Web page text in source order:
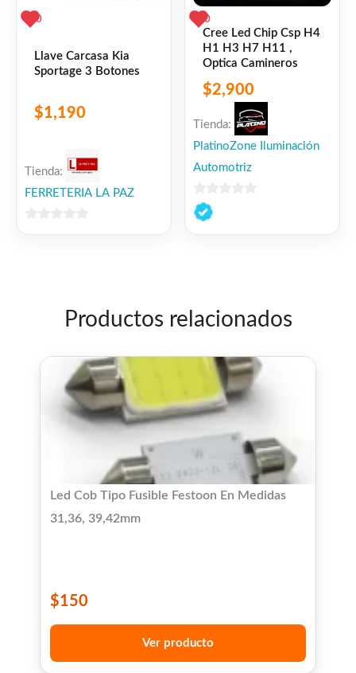
0
Llave Carcasa Kia
Sportage 3 Botones
$1,190
Tienda:
FERRETERIA LA PAZ
0
Cree Led Chip Csp H4
H1 H3 H7 H11 ,
Optica Camineros
$2,900
Tienda:
PlatinoZone Iluminación
Automotriz
0
de
Productos relacionados
Led Cob Tipo Fusible Festoon En Medidas
31,36, 39,42mm
$150
Ver producto